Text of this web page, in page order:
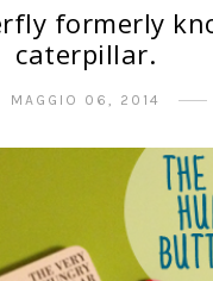
formerly
caterpillar.
MAGGIO 06, 2014